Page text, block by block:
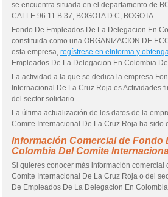
se encuentra situada en el departamento de
CALLE 96 11 B 37, BOGOTA D C, BOGOTA.
Fondo De Empleados De La Delegacion En
constituida como una ORGANIZACION DE
esta empresa, regístrese en eInforma y
Empleados De La Delegacion En Colombia
La actividad a la que se dedica la empresa
Internacional De La Cruz Roja es Actividades
del sector solidario.
La última actualización de los datos de la
Comite Internacional De La Cruz Roja ha sido
Información Comercial de Fondo
Colombia Del Comite
Si quieres conocer más información
Comite Internacional De La Cruz Roja o del
De Empleados De La Delegacion En